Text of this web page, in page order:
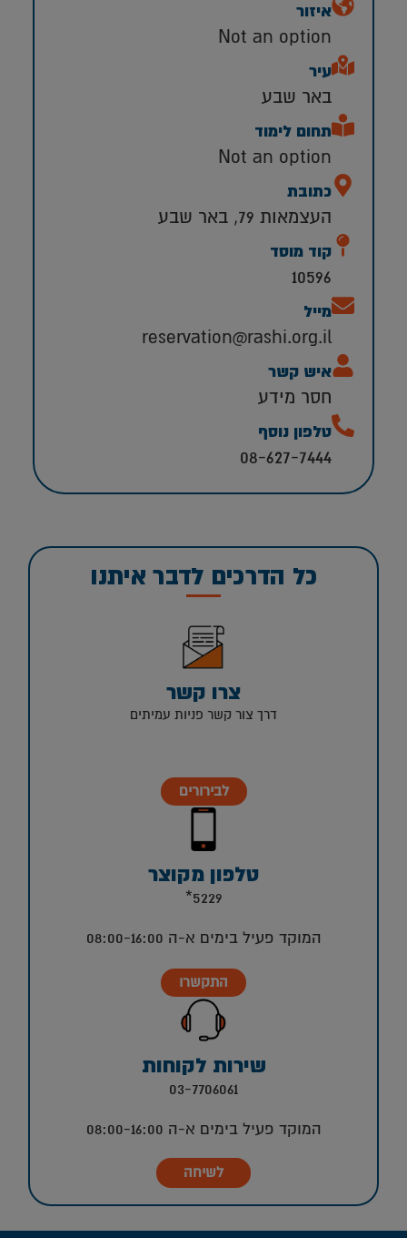
איזור
Not an option
עיר
באר שבע
תחום לימוד
Not an option
כתובת
העצמאות 79, באר שבע
קוד מוסד
10596
מייל
reservation@rashi.org.il
איש קשר
חסר מידע
טלפון נוסף
08-627-7444
כל הדרכים לדבר איתנו
צרו קשר
דרך צור קשר פניות עמיתים
לבירורים
טלפון מקוצר
5229*
המוקד פעיל בימים א-ה 08:00-16:00
התקשרו
שירות לקוחות
03-7706061
המוקד פעיל בימים א-ה 08:00-16:00
לשיחה